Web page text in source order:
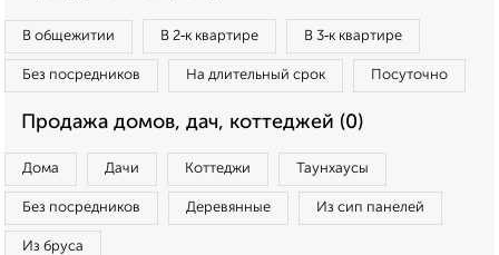
В общежитии В 2‑к квартире В 3‑к квартире
Без посредников На длительный срок Посуточно
Продажа домов, дач, коттеджей (0)
Дома Дачи Коттеджи Таунхаусы
Без посредников Деревянные Из сип панелей
Из бруса